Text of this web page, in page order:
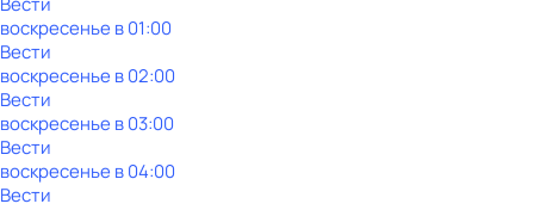
воскресенье в01:00
Вести
воскресенье в02:00
Вести
воскресенье в03:00
Вести
воскресенье в04:00
Вести